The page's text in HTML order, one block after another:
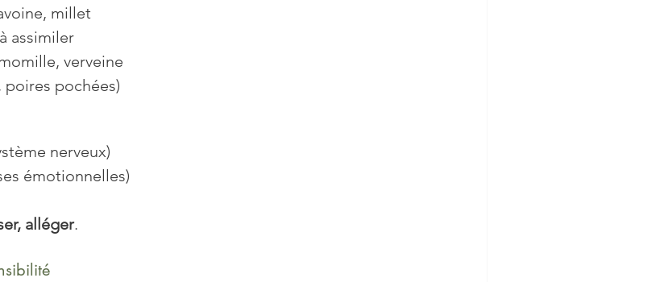
millet
assimiler
verveine
pochées)
nerveux)
émotionnelles)
alléger.